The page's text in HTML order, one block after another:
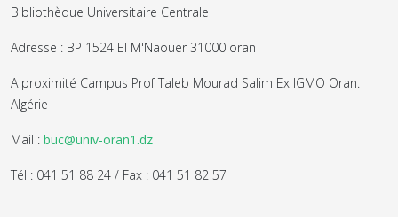
Bibliothèque Universitaire Centrale
Adresse : BP 1524 El M'Naouer 31000 oran
A proximité Campus Prof Taleb Mourad Salim Ex IGMO Oran.
Algérie
Mail : buc@univ-oran1.dz
Tél : 041 51 88 24 / Fax : 041 51 82 57